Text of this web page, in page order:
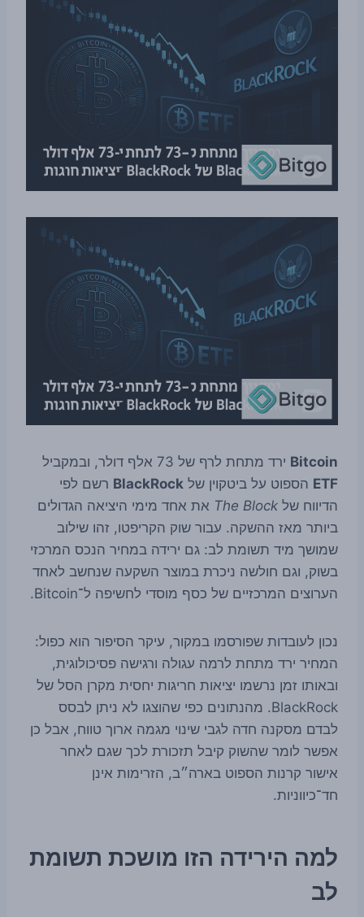
Bitcoin ירד מתחת לרף של 73 אלף דולר, ובמקביל
ETF הספוט על ביטקוין של BlackRock רשם לפי
הדיווח של The Block את אחד מימי היציאה הגדולים
ביותר מאז ההשקה. עבור שוק הקריפטו, זהו שילוב
שמושך מיד תשומת לב: גם ירידה במחיר הנכס המרכזי
בשוק, וגם חולשה ניכרת במוצר השקעה שנחשב לאחד
הערוצים המרכזיים של כסף מוסדי לחשיפה ל־Bitcoin.
נכון לעובדות שפורסמו במקור, עיקר הסיפור הוא כפול:
המחיר ירד מתחת לרמה עגולה ורגישה פסיכולוגית,
ובאותו זמן נרשמו יציאות חריגות יחסית מקרן הסל של
BlackRock. מהנתונים כפי שהוצגו לא ניתן לבסס
לבדם מסקנה חדה לגבי שינוי מגמה ארוך טווח, אבל כן
אפשר לומר שהשוק קיבל תזכורת לכך שגם לאחר
אישור קרנות הספוט בארה״ב, הזרימות אינן
חד־כיווניות.
למה הירידה הזו מושכת תשומת
לב